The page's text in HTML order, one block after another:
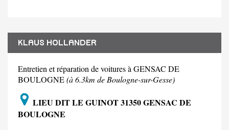
KLAUS HOLLANDER
Entretien et réparation de voitures à GENSAC DE
BOULOGNE(à 6.3km de Boulogne-sur-Gesse)
LIEU DIT LE GUINOT 31350 GENSAC DE
BOULOGNE